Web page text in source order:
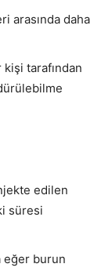
arasında daha
tarafından
edilen
süresi
eğer burun